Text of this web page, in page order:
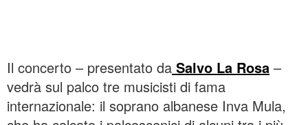
Il concerto – presentato da Salvo La Rosa –
vedrà sul palco tre musicisti di fama
internazionale: il soprano albanese Inva Mula,